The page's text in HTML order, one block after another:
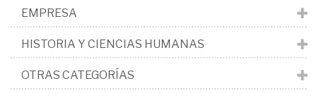
EMPRESA
HISTORIA Y CIENCIAS HUMANAS
OTRAS CATEGORÍAS